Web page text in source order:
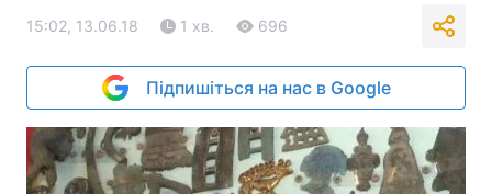
15:02, 13.06.18 1 хв. 696
Підпишіться на нас в Google